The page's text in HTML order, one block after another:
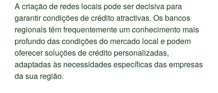
A criação de redes locais pode ser decisiva para
garantir condições de crédito atractivas. Os bancos
regionais têm frequentemente um conhecimento mais
profundo das condições do mercado local e podem
oferecer soluções de crédito personalizadas,
adaptadas às necessidades específicas das empresas
da sua região.